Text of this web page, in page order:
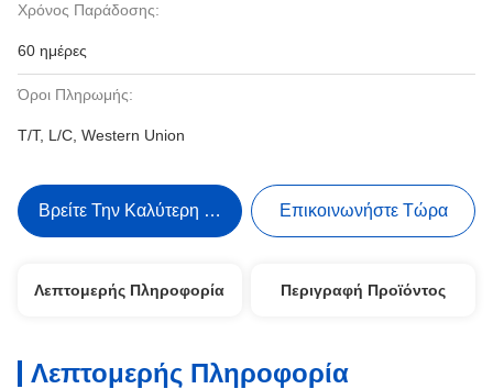
Χρόνος Παράδοσης:
60 ημέρες
Όροι Πληρωμής:
T/T, L/C, Western Union
Βρείτε Την Καλύτερη Τιμή Επικοινωνήστε Τώρα
Λεπτομερής Πληροφορία Περιγραφή Προϊόντος
Λεπτομερής Πληροφορία